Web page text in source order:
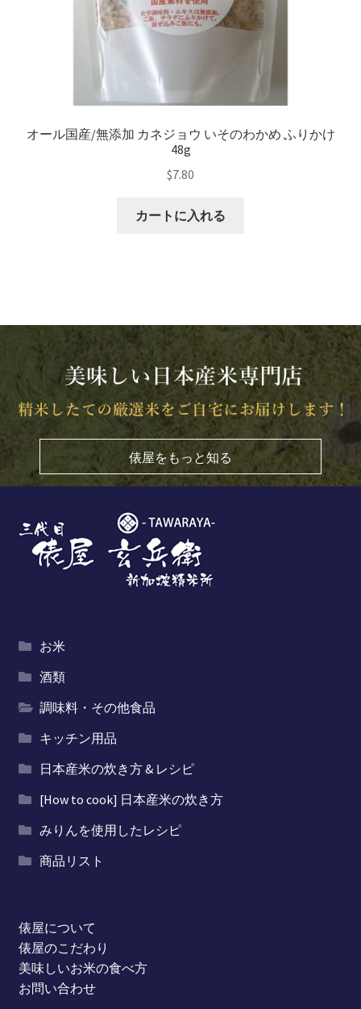
オール国産/無添加 カネジョウ いそのわかめ ふりかけ
48g
$7.80
カートに入れる
俵屋をもっと知る
お米
酒類
調味料・その他食品
キッチン用品
日本産米の炊き方 & レシピ
[How to cook] 日本産米の炊き方
みりんを使用したレシピ
商品リスト
俵屋について
俵屋のこだわり
美味しいお米の食べ方
お問い合わせ